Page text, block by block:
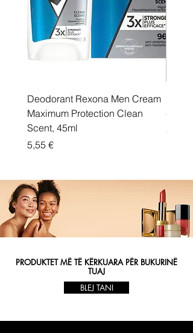
Deodorant Rexona Men Cream
Maximum Protection Clean
Scent, 45ml
Price
5,55 €
Price
5,55 €
PRODUKTET MË TË KËRKUARA PËR BUKURINË
TUAJ
BLEJ TANI